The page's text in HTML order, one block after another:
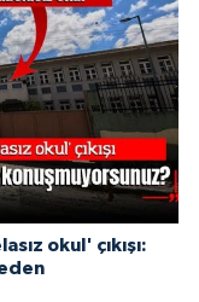
okul' çıkışı: